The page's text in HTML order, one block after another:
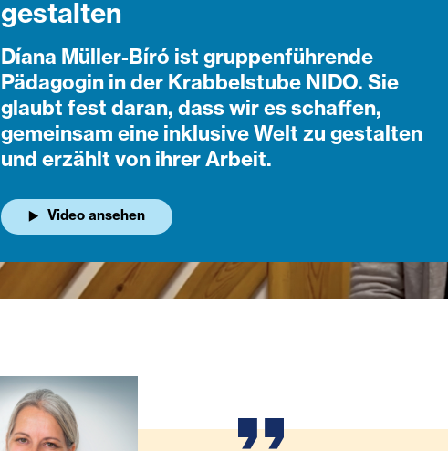
gestalten
Díana Müller-Bíró ist gruppenführende
Pädagogin in der Krabbelstube NIDO. Sie
glaubt fest daran, dass wir es schaffen,
gemeinsam eine inklusive Welt zu gestalten
und erzählt von ihrer Arbeit.
Video ansehen